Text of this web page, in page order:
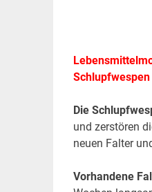
Die
und zerstören
neuen Falter
Vorhandene